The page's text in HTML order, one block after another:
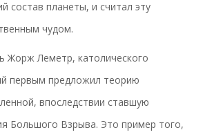
состав планеты, и считал эту
чудом.
Жорж Леметр, католического
первым предложил теорию
впоследствии ставшую
Большого Взрыва. Это пример того,